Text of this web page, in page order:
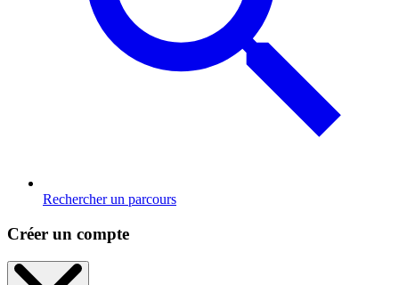
Rechercher un parcours
Créer un compte